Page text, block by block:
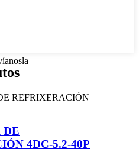
DE
4DC-5.2-40P